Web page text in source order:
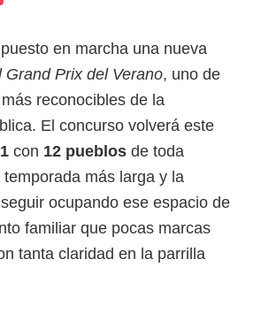
en marcha una nueva
Grand Prix del Verano, uno de
reconocibles de la
El concurso volverá este
con 12 pueblos de toda
temporada más larga y la
ocupando ese espacio de
familiar que pocas marcas
tanta claridad en la parrilla